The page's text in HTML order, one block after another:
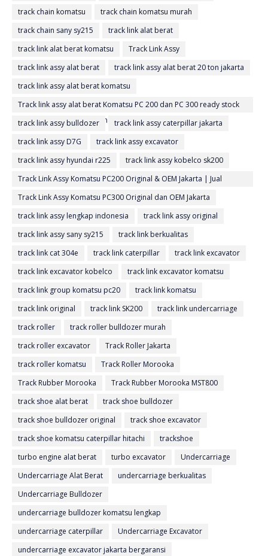
track chain komatsu
track chain komatsu murah
track chain sany sy215
track link alat berat
track link alat berat komatsu
Track Link Assy
track link assy alat berat
track link assy alat berat 20 ton jakarta
track link assy alat berat komatsu
Track link assy alat berat Komatsu PC 200 dan PC 300 ready stock
di Jakarta untuk kebutuhan undercarriage excavator
track link assy bulldozer
track link assy caterpillar jakarta
track link assy D7G
track link assy excavator
track link assy hyundai r225
track link assy kobelco sk200
Track Link Assy Komatsu PC200 Original & OEM Jakarta | Jual
UnderCarriage Excavator PC 200 Berkualitas
Track Link Assy Komatsu PC300 Original dan OEM Jakarta
track link assy lengkap indonesia
track link assy original
track link assy sany sy215
track link berkualitas
track link cat 304e
track link caterpillar
track link excavator
track link excavator kobelco
track link excavator komatsu
track link group komatsu pc20
track link komatsu
track link original
track link SK200
track link undercarriage
track roller
track roller bulldozer murah
track roller excavator
Track Roller Jakarta
track roller komatsu
Track Roller Morooka
Track Rubber Morooka
Track Rubber Morooka MST800
track shoe alat berat
track shoe bulldozer
track shoe bulldozer original
track shoe excavator
track shoe komatsu caterpillar hitachi
trackshoe
turbo engine alat berat
turbo excavator
Undercarriage
Undercarriage Alat Berat
undercarriage berkualitas
Undercarriage Bulldozer
undercarriage bulldozer komatsu lengkap
undercarriage caterpillar
Undercarriage Excavator
undercarriage excavator jakarta bergaransi